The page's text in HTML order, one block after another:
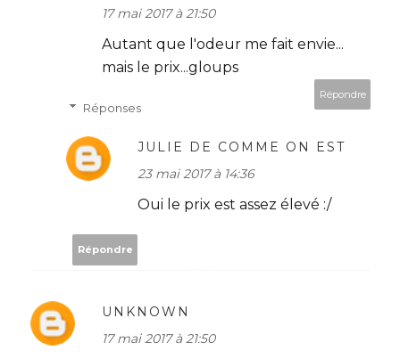
17 mai 2017 à 21:50
Autant que l'odeur me fait envie...
mais le prix...gloups
Répondre
Réponses
JULIE DE COMME ON EST
23 mai 2017 à 14:36
Oui le prix est assez élevé :/
Répondre
UNKNOWN
17 mai 2017 à 21:50